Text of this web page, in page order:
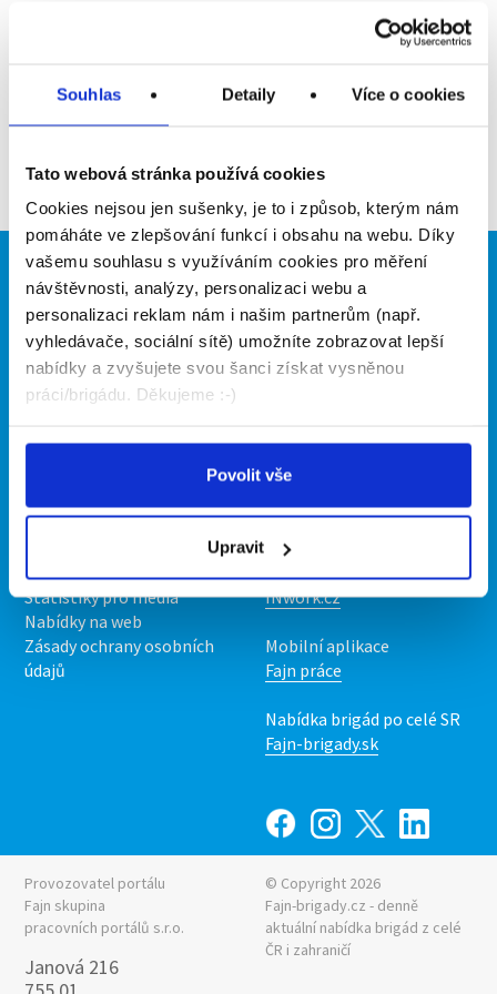
Souhlas Detaily Více o cookies
Tato webová stránka používá cookies
Cookies nejsou jen sušenky, je to i způsob, kterým nám
pomáháte ve zlepšování funkcí i obsahu na webu. Díky
vašemu souhlasu s využíváním cookies pro měření
návštěvnosti, analýzy, personalizaci webu a
personalizaci reklam nám i našim partnerům (např.
vyhledávače, sociální sítě) umožníte zobrazovat lepší
nabídky a zvyšujete svou šanci získat vysněnou
práci/brigádu. Děkujeme :-)
Povolit vše
Upravit
Brigádníci
Články
Hledané brigády
Firmy
Vložit inzerát
Ceník
Propagace
O portálu
Kontakt
O nás
Upravit předvolby cookies
Statistiky pro média
Nabídky na web
Zásady ochrany osobních
údajů
Fajn brigády
Nabídka práce z celé ČR
INwork.cz
Mobilní aplikace
Fajn práce
Nabídka brigád po celé SR
Fajn-brigady.sk
Provozovatel portálu
Fajn skupina
pracovních portálů s.r.o.
Janová 216
© Copyright 2026
Fajn-brigady.cz - denně
aktuální nabídka brigád z celé
ČR i zahraničí